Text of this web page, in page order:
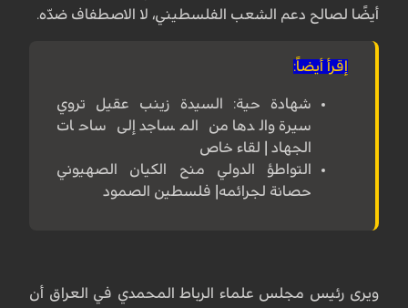
أيضًا لصالح دعم الشعب الفلسطيني، لا الاصطفاف ضدّه.
إقرأ أيضاً:
شهادة حية: السيدة زينب عقيل تروي
سيرة والدها من المساجد إلى ساحات
الجهاد | لقاء خاص
التواطؤ الدولي منح الكيان الصهيوني
حصانة لجرائمه| فلسطين الصمود
ويرى رئيس مجلس علماء الرباط المحمدي في العراق أن